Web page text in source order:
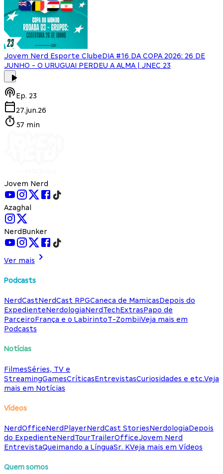
Jovem Nerd Esporte ClubeDIA #16 DA COPA 2026: 26 DE
JUNHO - O URUGUAI PERDEU A ALMA | JNEC 23
Ep. 23
27.jun.26
57 min
Jovem Nerd
Azaghal
NerdBunker
Ver mais
Podcasts
NerdCastNerdCast RPGCaneca de MamicasDepois do
ExpedienteNerdologiaNerdTechExtrasPapo de
ParceiroFrança e o LabirintoT-ZombiiVeja mais em
Podcasts
Notícias
FilmesSéries, TV e
StreamingGamesCríticasEntrevistasCuriosidades e etc.Veja
mais em Notícias
Vídeos
NerdOfficeNerdPlayerNerdCast StoriesNerdologiaDepois
do ExpedienteNerdTourTrailerOfficeJovem Nerd
EntrevistaQueimando a LínguaSr. KVeja mais em Vídeos
Quem somos